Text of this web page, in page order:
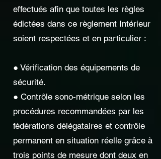
effectués afin que toutes les règles
édictées dans ce règlement Intérieur
soient respectées et en particulier :
● Vérification des équipements de
sécurité.
● Contrôle sono-métrique selon les
procédures recommandées par les
fédérations délégataires et contrôle
permanent en situation réelle grâce à
trois points de mesure dont deux en